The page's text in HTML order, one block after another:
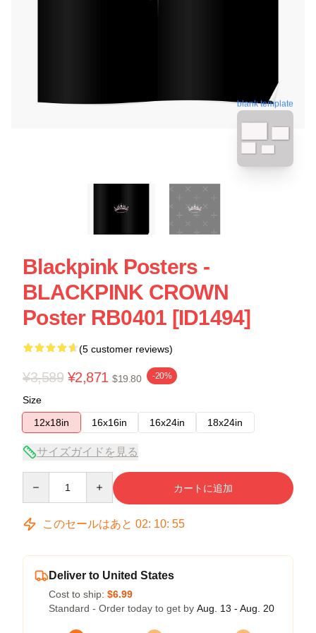
blank template
Blackpink Posters -
BLACKPINK CROWN
Poster RB0401 [ID1494]
(5 customer reviews)
¥3,589 ¥2,871 $19.80 -20%
Size
12x18in
16x16in 16x24in 18x24in
サイズガイドを見る
カートに追加
このセールはあと 02: 10: 54
Deliver to United States
Cost to ship: $6.99
Standard - Order today to get by Aug. 13 - Aug. 20